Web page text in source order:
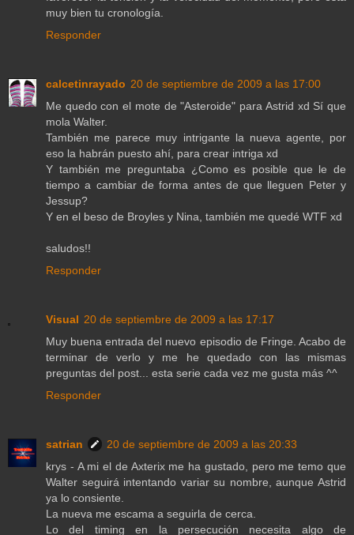
muy bien tu cronología.
Responder
calcetinrayado 20 de septiembre de 2009 a las 17:00
Me quedo con el mote de "Asteroide" para Astrid xd Sí que
mola Walter.
También me parece muy intrigante la nueva agente, por
eso la habrán puesto ahí, para crear intriga xd
Y también me preguntaba ¿Como es posible que le de
tiempo a cambiar de forma antes de que lleguen Peter y
Jessup?
Y en el beso de Broyles y Nina, también me quedé WTF xd
saludos!!
Responder
Visual 20 de septiembre de 2009 a las 17:17
Muy buena entrada del nuevo episodio de Fringe. Acabo de
terminar de verlo y me he quedado con las mismas
preguntas del post... esta serie cada vez me gusta más ^^
Responder
satrian
20 de septiembre de 2009 a las 20:33
krys - A mi el de Axterix me ha gustado, pero me temo que
Walter seguirá intentando variar su nombre, aunque Astrid
ya lo consiente.
La nueva me escama a seguirla de cerca.
Lo del timing en la persecución necesita algo de